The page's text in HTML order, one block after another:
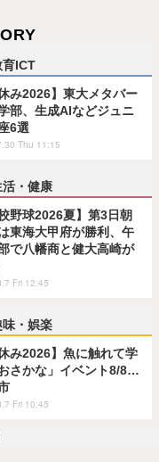
育ICT
休み2026】東大メタバー
部、生成AIなどジュニ
6選
Thu 11:15
活・健康
校野球2026夏】第3日朝
東海大甲府が勝利、午
で八幡商と健大高崎が
Fri 12:45
味・娯楽
休み2026】魚に触れて学
さかな」イベント8/8…
Fri 10:45